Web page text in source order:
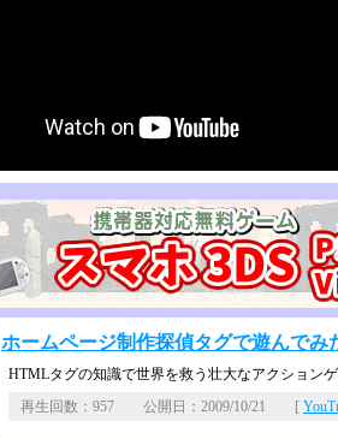
ホームページ制作探偵タグで遊んでみ
HTMLタグの知識で世界を救う壮大なアクション
再生回数：957 公開日：2009/10/21 [